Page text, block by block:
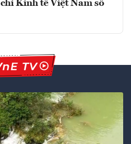
Kinh tế Việt Nam số